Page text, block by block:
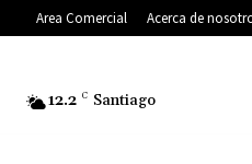
Area Comercial Acerca de
12.2 C Santiago